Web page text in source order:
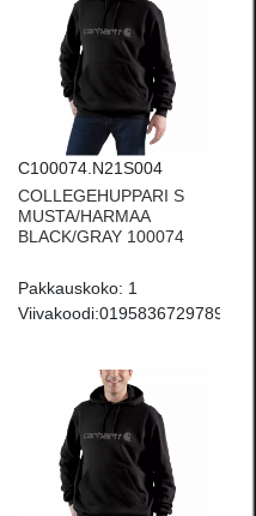
C100074.N21S004
COLLEGEHUPPARI S
MUSTA/HARMAA
BLACK/GRAY 100074
Pakkauskoko: 1
Viivakoodi:0195836729789